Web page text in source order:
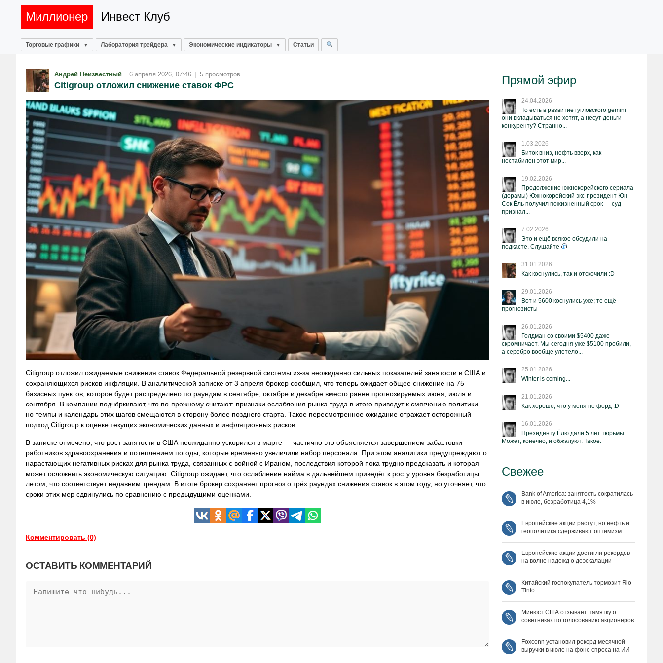
Миллионер Инвест Клуб
Торговые графики Лаборатория трейдера Экономические индикаторы Статьи
Андрей Неизвестный 6 апреля 2026, 07:46 | 5 просмотров
Citigroup отложил снижение ставок ФРС
Citigroup отложил ожидаемые снижения ставок Федеральной резервной системы из‑за неожиданно сильных показателей занятости в США и
сохраняющихся рисков инфляции. В аналитической записке от 3 апреля брокер сообщил, что теперь ожидает общее снижение на 75
базисных пунктов, которое будет распределено по раундам в сентябре, октябре и декабре вместо ранее прогнозируемых июня, июля и
сентября. В компании подчёркивают, что по‑прежнему считают: признаки ослабления рынка труда в итоге приведут к смягчению политики,
но темпы и календарь этих шагов смещаются в сторону более позднего старта. Такое пересмотренное ожидание отражает осторожный
подход Citigroup к оценке текущих экономических данных и инфляционных рисков.
В записке отмечено, что рост занятости в США неожиданно ускорился в марте — частично это объясняется завершением забастовки
работников здравоохранения и потеплением погоды, которые временно увеличили набор персонала. При этом аналитики предупреждают о
нарастающих негативных рисках для рынка труда, связанных с войной с Ираном, последствия которой пока трудно предсказать и которая
может осложнить экономическую ситуацию. Citigroup ожидает, что ослабление найма в дальнейшем приведёт к росту уровня безработицы
летом, что соответствует недавним трендам. В итоге брокер сохраняет прогноз о трёх раундах снижения ставок в этом году, но уточняет, что
сроки этих мер сдвинулись по сравнению с предыдущими оценками.
Комментировать (0)
ОСТАВИТЬ КОММЕНТАРИЙ
Прямой эфир
24.04.2026
То есть в развитие гугловского gemini
они вкладываться не хотят, а несут деньги
конкуренту? Странно...
1.03.2026
Биток вниз, нефть вверх, как
нестабилен этот мир...
19.02.2026
Продолжение южнокорейского сериала
(дорамы) Южнокорейский экс-президент Юн
Сок Ёль получил пожизненный срок — суд
признал...
7.02.2026
Это и ещё всякое обсудили на
подкасте. Слушайте
31.01.2026
Как коснулись, так и отскочили :D
29.01.2026
Вот и 5600 коснулись уже; те ещё
прогнозисты
26.01.2026
Голдман со своими $5400 даже
скромничает. Мы сегодня уже $5100 пробили,
а серебро вообще улетело...
25.01.2026
Winter is coming...
21.01.2026
Как хорошо, что у меня не форд :D
16.01.2026
Президенту Ёлю дали 5 лет тюрьмы.
Может, конечно, и обжалуют. Такое.
Свежее
Bank of America: занятость сократилась
в июле, безработица 4,1%
Европейские акции растут, но нефть и
геополитика сдерживают оптимизм
Европейские акции достигли рекордов
на волне надежд о деэскалации
Китайский госпокупатель тормозит Rio
Tinto
Минюст США отзывает памятку о
советниках по голосованию акционеров
Foxconn установил рекорд месячной
выручки в июле на фоне спроса на ИИ